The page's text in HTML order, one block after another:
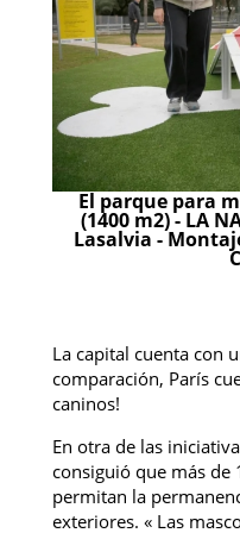
El parque para
(1400 m2) - LA
Lasalvia -
La capital cuenta con
comparación, París
caninos!
En otra de las
consiguió que más de
permitan la
exteriores. « Las